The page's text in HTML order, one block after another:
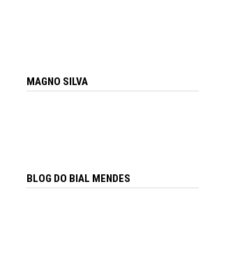
MAGNO SILVA
BLOG DO BIAL MENDES